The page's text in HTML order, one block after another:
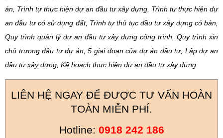
án, Trình tự thực hiện dự an đầu tư xây dựng, Trình tư thực hiện dự
an đầu tư có sử dụng đất, Trình tự thủ tục đầu tư xây dựng có bản,
Quy trình quản lý dự an đầu tư xây dựng công trình, Quy trình xin
chủ trương đầu tư dự án, 5 giai đoạn của dự án đầu tư, Lập dự an
đầu tư xây dựng, Kế hoạch thực hiện dự an đầu tư xây dựng
LIÊN HỆ NGAY ĐỂ ĐƯỢC TƯ VẤN HOÀN
TOÀN MIỄN PHÍ.
Hotline: 0918 242 186